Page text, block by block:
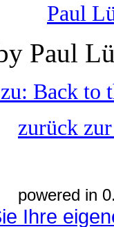
Paul
Paul
Back to
zurück
powered in
Ihre